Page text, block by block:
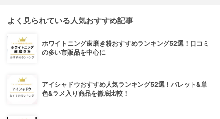
よく見られている人気おすすめ記事
ホワイトニング歯磨き粉おすすめランキング52選！口コミ
の多い市販品を中心に
アイシャドウおすすめ人気ランキング52選！パレット&単
色&ラメ入り商品を徹底比較！